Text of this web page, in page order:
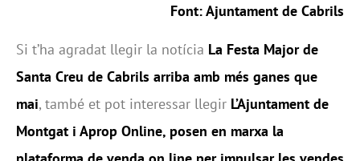
Font: Ajuntament de Cabrils
Si t’ha agradat llegir la notícia La Festa Major de
Santa Creu de Cabrils arriba amb més ganes que
mai, també et pot interessar llegir L’Ajuntament de
Montgat i Aprop Online, posen en marxa la